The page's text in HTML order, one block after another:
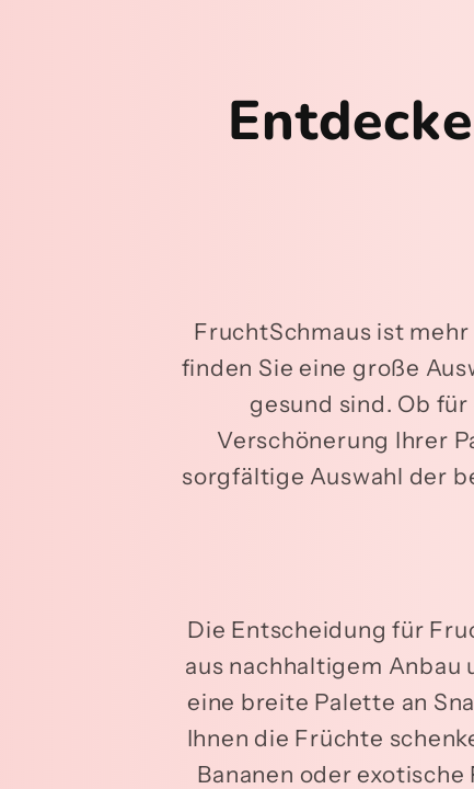
FruchtSchmaus ist
finden Sie eine große
gesund sind. Ob
Verschönerung Ihrer
sorgfältige Auswahl der
Die Entscheidung für
aus nachhaltigem
eine breite Palette an
Ihnen die Früchte
Bananen oder